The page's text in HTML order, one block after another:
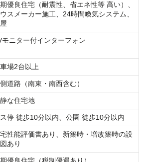
優良住宅（耐震性、省エネ性等 高い）、
スメーカー施工、24時間喚気システム、
モニター付インターフォン
場2台以上
道路（南東・南西含む）
な住宅地
停 徒歩10分以内、公園 徒歩10分以内
性能評価書あり、新築時・増改築時の設
あり